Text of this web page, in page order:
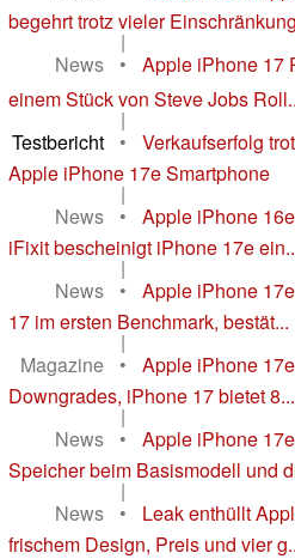
begehrt trotz vieler
|
News
•
Apple iPhone 17
einem Stück von Steve Jobs
|
Testbericht
•
Verkaufserfolg
Apple iPhone 17e Smartphone
|
News
•
Apple iPhone
iFixit bescheinigt iPhone 17e
|
News
•
Apple iPhone
17 im ersten Benchmark, bestät...
|
Magazine
•
Apple iPhone
Downgrades, iPhone 17 bietet 8...
|
News
•
Apple iPhone
Speicher beim Basismodell und
|
News
•
Leak enthüllt
frischem Design, Preis und vier